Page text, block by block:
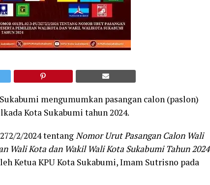
mengumumkan pasangan calon (paslon)
Kota Sukabumi tahun 2024.
2/2024 tentangNomor Urut Pasangan Calon Wali
Wali Kota dan Wakil Wali Kota Sukabumi Tahun 2024
Ketua KPU Kota Sukabumi, Imam Sutrisno pada